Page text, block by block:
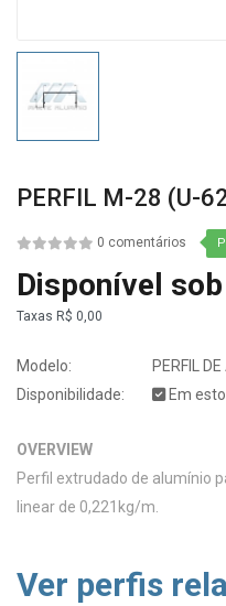
PERFIL M-28 (U-
0 comentários
Disponível
Taxas R$ 0,00
Modelo:
PERFIL
Disponibilidade:
Em
OVERVIEW
Perfil extrudado de alumínio
linear de 0,221kg/m.
Ver perfis